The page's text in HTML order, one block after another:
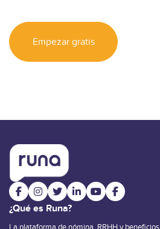
Empezar gratis
¿Qué es Runa?